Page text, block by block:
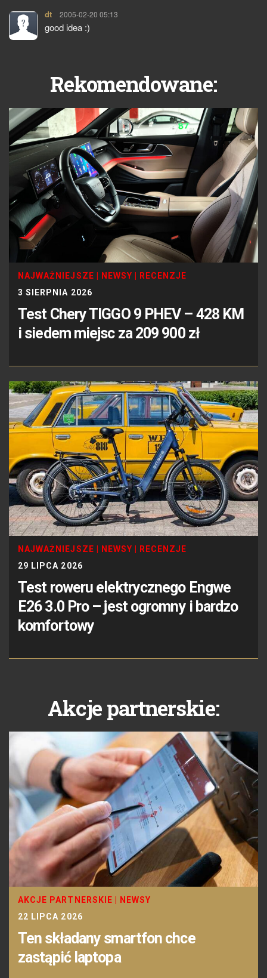
dt pisze:
2005-02-20 05:13
good idea :)
Rekomendowane:
NAJWAŻNIEJSZE NEWSY
RECENZJE
3 SIERPNIA 2026
Test Chery TIGGO 9 PHEV – 428 KM
i siedem miejsc za 209 900 zł
NAJWAŻNIEJSZE NEWSY
RECENZJE
29 LIPCA 2026
Test roweru elektrycznego Engwe
E26 3.0 Pro – jest ogromny i bardzo
komfortowy
Akcje partnerskie:
AKCJE PARTNERSKIE
NEWSY
22 LIPCA 2026
Ten składany smartfon chce
zastąpić laptopa